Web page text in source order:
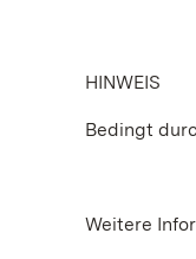
HINWEIS
Bedingt
Weitere